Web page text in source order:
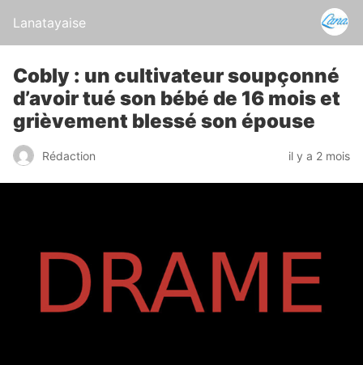
Lanatayaise
Cobly : un cultivateur soupçonné
d’avoir tué son bébé de 16 mois et
grièvement blessé son épouse
Rédaction il y a 2 mois